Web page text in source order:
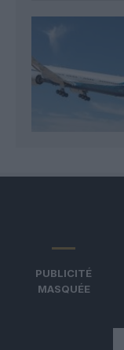
PUBLICITÉ
MASQUÉE